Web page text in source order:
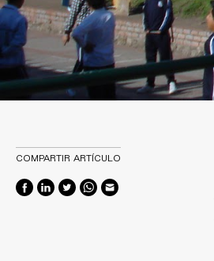
COMPARTIR ARTÍCULO